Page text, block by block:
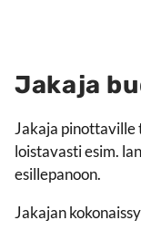
Jakaja
Jakaja
loistavasti esim.
esillepanoon.
Jakajan